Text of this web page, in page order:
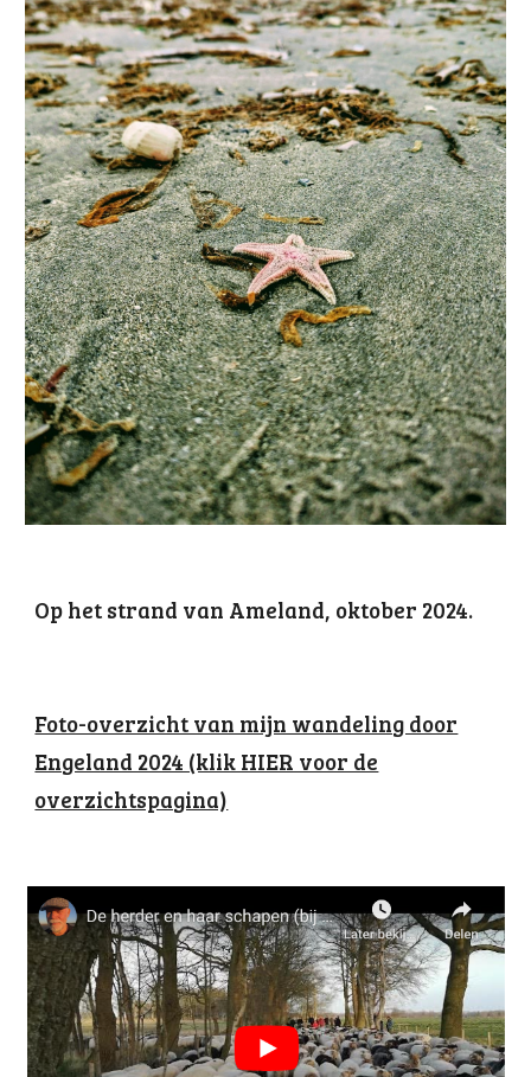
Op het strand van Ameland, oktober 2024.
Foto-overzicht van mijn wandeling door
Engeland 2024 (klik HIER voor de
overzichtspagina)